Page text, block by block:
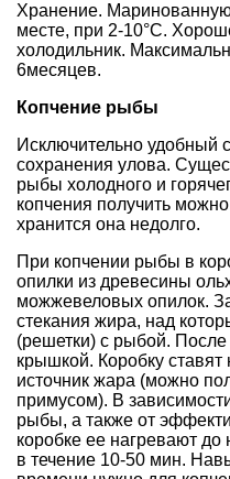
Хранение.
месте, при 2-10°С.
холодильник.
6месяцев.
Копчение рыбы
Исключительно удобный
сохранения улова.
рыбы холодного и
копчения получить
хранится она недолго.
При копчении рыбы в
опилки из древесины
можжевеловых опилок.
стекания жира, над
(решетки) с рыбой. После
крышкой. Коробку ставят
источник жара (можно
примусом). В
рыбы, а также от
коробке ее нагревают
в течение 10-50 мин.